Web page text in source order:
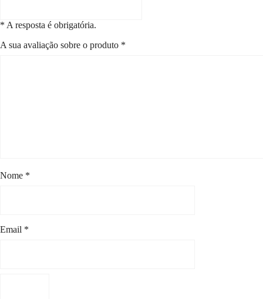
* A resposta é obrigatória.
A sua avaliação sobre o produto *
Nome *
Email *